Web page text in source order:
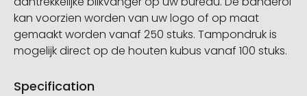
kan voorzien worden van uw logo of op maat
gemaakt worden vanaf 250 stuks. Tampondruk is
mogelijk direct op de houten kubus vanaf 100 stuks.
Specification